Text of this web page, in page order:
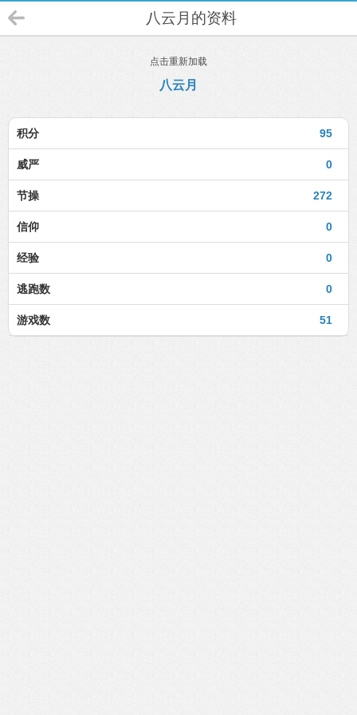
八云月的资料
点击重新加载
八云月
95
积分
0
威严
272
节操
0
信仰
0
经验
0
逃跑数
51
游戏数